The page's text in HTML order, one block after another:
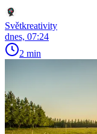
Světkreativity
dnes, 07:24
2 min